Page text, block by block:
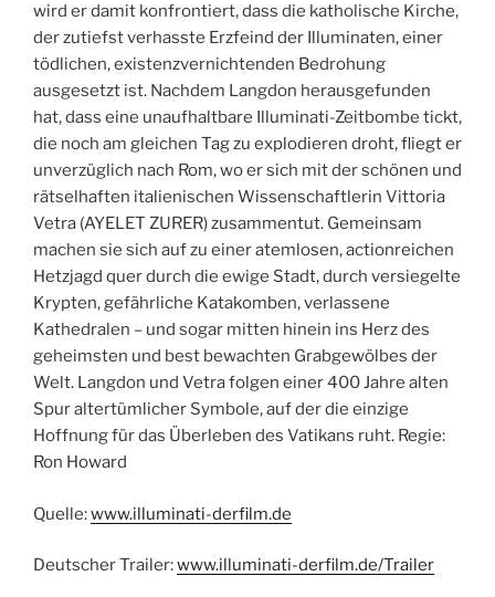
wird er damit konfrontiert, dass die katholische Kirche,
der zutiefst verhasste Erzfeind der Illuminaten, einer
tödlichen, existenzvernichtenden Bedrohung
ausgesetzt ist. Nachdem Langdon herausgefunden
hat, dass eine unaufhaltbare Illuminati-Zeitbombe tickt,
die noch am gleichen Tag zu explodieren droht, fliegt er
unverzüglich nach Rom, wo er sich mit der schönen und
rätselhaften italienischen Wissenschaftlerin Vittoria
Vetra (AYELET ZURER) zusammentut. Gemeinsam
machen sie sich auf zu einer atemlosen, actionreichen
Hetzjagd quer durch die ewige Stadt, durch versiegelte
Krypten, gefährliche Katakomben, verlassene
Kathedralen – und sogar mitten hinein ins Herz des
geheimsten und best bewachten Grabgewölbes der
Welt. Langdon und Vetra folgen einer 400 Jahre alten
Spur altertümlicher Symbole, auf der die einzige
Hoffnung für das Überleben des Vatikans ruht. Regie:
Ron Howard
Quelle:www.illuminati-derfilm.de
Deutscher Trailer:www.illuminati-derfilm.de/Trailer